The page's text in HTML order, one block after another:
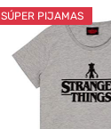
SÚPER PIJAMAS